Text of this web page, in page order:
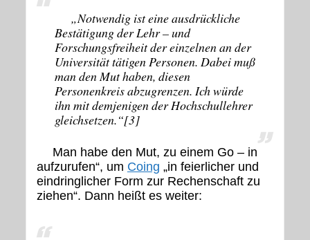
„Notwendig ist eine ausdrückliche
Bestätigung der Lehr – und
Forschungsfreiheit der einzelnen an der
Universität tätigen Personen. Dabei muß
man den Mut haben, diesen
Personenkreis abzugrenzen. Ich würde
ihn mit demjenigen der Hochschullehrer
gleichsetzen.“[3]
Man habe den Mut, zu einem Go – in
aufzurufen“, um Coing „in feierlicher und
eindringlicher Form zur Rechenschaft zu
ziehen“. Dann heißt es weiter: